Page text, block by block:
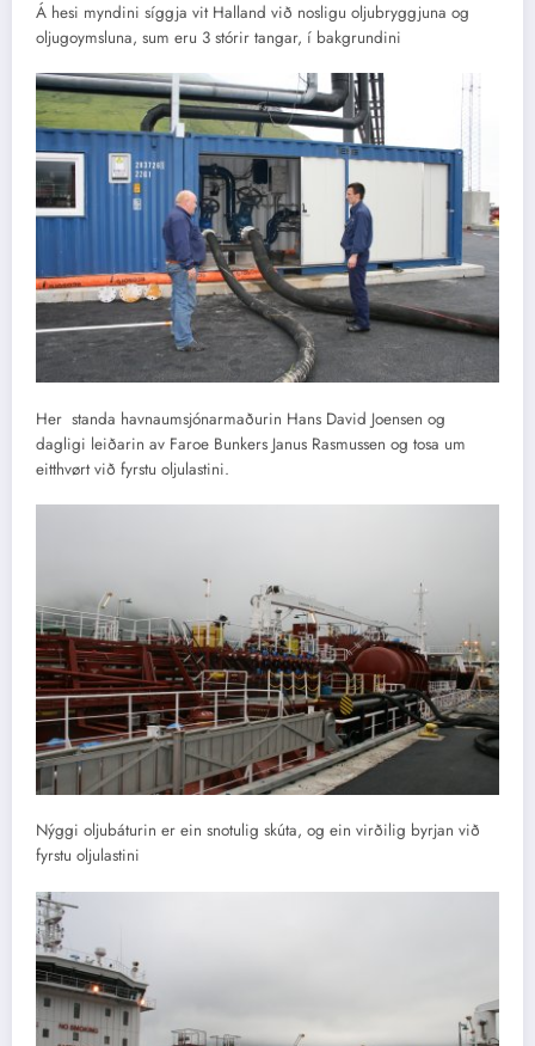
Á hesi myndini síggja vit Halland við nosligu oljubryggjuna og
oljugoymsluna, sum eru 3 stórir tangar, í bakgrundini
Her standa havnaumsjónarmaðurin Hans David Joensen og
dagligi leiðarin av Faroe Bunkers Janus Rasmussen og tosa um
eitthvørt við fyrstu oljulastini.
Nýggi oljubáturin er ein snotulig skúta, og ein virðilig byrjan við
fyrstu oljulastini